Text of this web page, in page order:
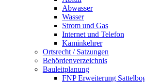
Abwasser
Wasser
Strom und Gas
Internet und Telefon
Kaminkehrer
Ortsrecht / Satzungen
Behördenverzeichnis
Bauleitplanung
FNP Erweiterung